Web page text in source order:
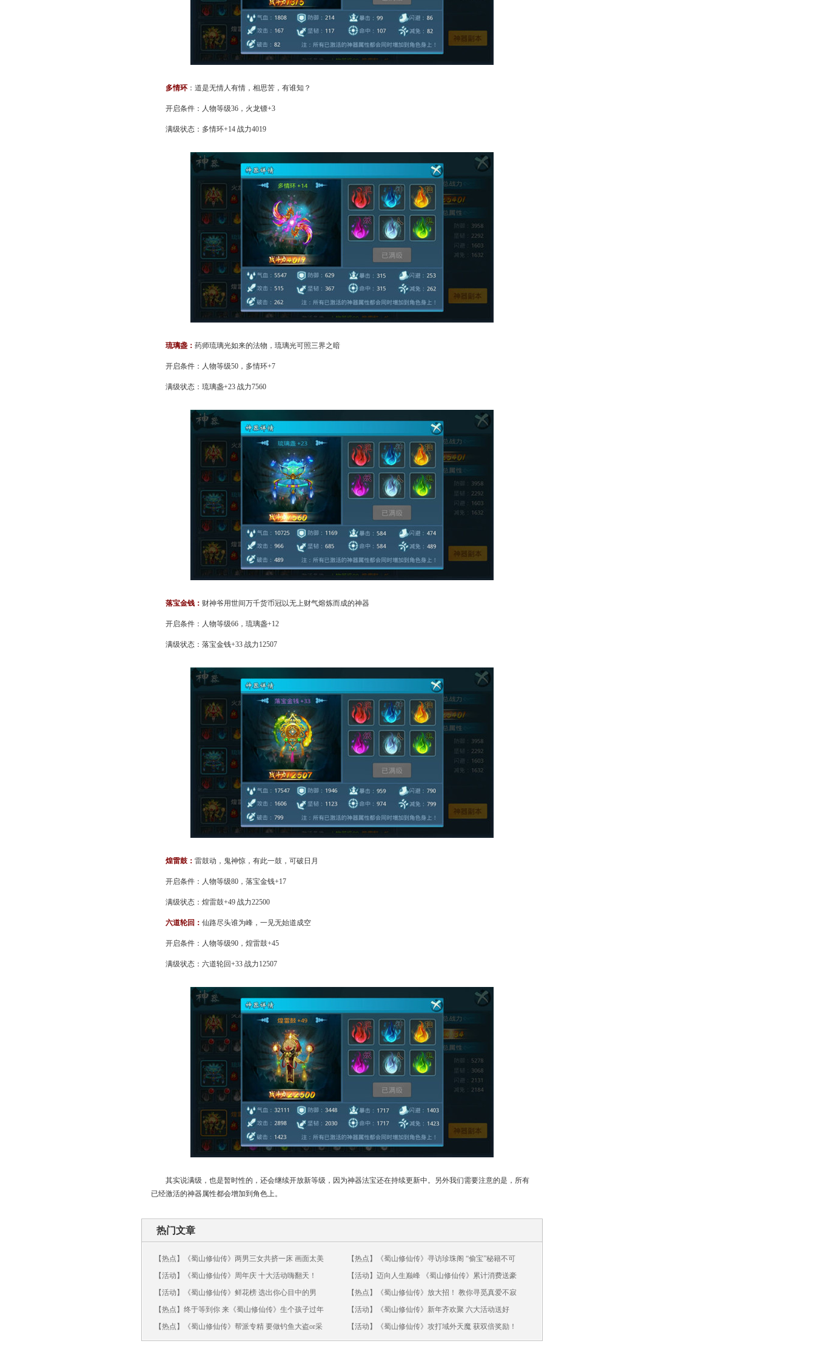
多情环 ：道是无情人有情，相思苦，有谁知？
开启条件：人物等级36，火龙镖+3
满级状态：多情环+14 战力4019
琉璃盏： 药师琉璃光如来的法物，琉璃光可照三界之暗
开启条件：人物等级50，多情环+7
满级状态：琉璃盏+23 战力7560
落宝金钱： 财神爷用世间万千货币冠以无上财气熔炼而成的神器
开启条件：人物等级66，琉璃盏+12
满级状态：落宝金钱+33 战力12507
煌雷鼓： 雷鼓动，鬼神惊，有此一鼓，可破日月
开启条件：人物等级80，落宝金钱+17
满级状态：煌雷鼓+49 战力22500
六道轮回： 仙路尽头谁为峰，一见无始道成空
开启条件：人物等级90，煌雷鼓+45
满级状态：六道轮回+33 战力12507
其实说满级，也是暂时性的，还会继续开放新等级，因为神器法宝还在持续更新中。另外我们需要注意的是，所有
已经激活的神器属性都会增加到角色上。
热门文章
【热点】《蜀山修仙传》两男三女共挤一床 画面太美
不敢看！
【热点】《蜀山修仙传》寻访珍珠阁 “偷宝”秘籍不可
少！
【活动】《蜀山修仙传》周年庆 十大活动嗨翻天！
【活动】迈向人生巅峰 《蜀山修仙传》累计消费送豪
礼！
【活动】《蜀山修仙传》鲜花榜 选出你心目中的男
神/女神
【热点】《蜀山修仙传》放大招！ 教你寻觅真爱不寂
寞
【热点】终于等到你 来《蜀山修仙传》生个孩子过年
吧！
【活动】《蜀山修仙传》新年齐欢聚 六大活动送好
礼！
【热点】《蜀山修仙传》帮派专精 要做钓鱼大盗or采
花大盗？
【活动】《蜀山修仙传》攻打域外天魔 获双倍奖励！